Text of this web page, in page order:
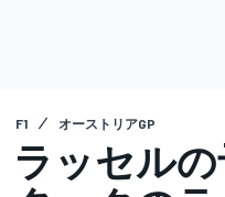
F1 オーストリアGP
ラッセルの